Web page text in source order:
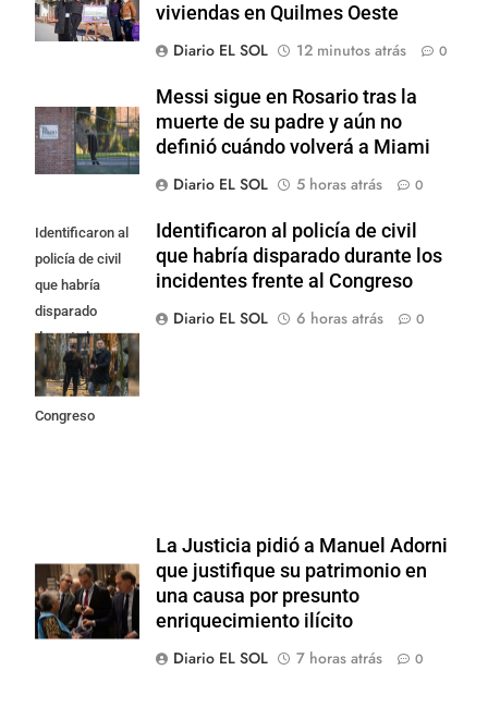
viviendas en Quilmes Oeste
Diario EL SOL
12 minutos atrás 0
Messi sigue en Rosario tras la
muerte de su padre y aún no
definió cuándo volverá a Miami
Diario EL SOL
5 horas atrás 0
Identificaron al
policía de civil
que habría
disparado
durante los
incidentes
frente al
Congreso
Identificaron al policía de civil
que habría disparado durante los
incidentes frente al Congreso
Diario EL SOL
6 horas atrás 0
La Justicia pidió a Manuel Adorni
que justifique su patrimonio en
una causa por presunto
enriquecimiento ilícito
Diario EL SOL
7 horas atrás 0